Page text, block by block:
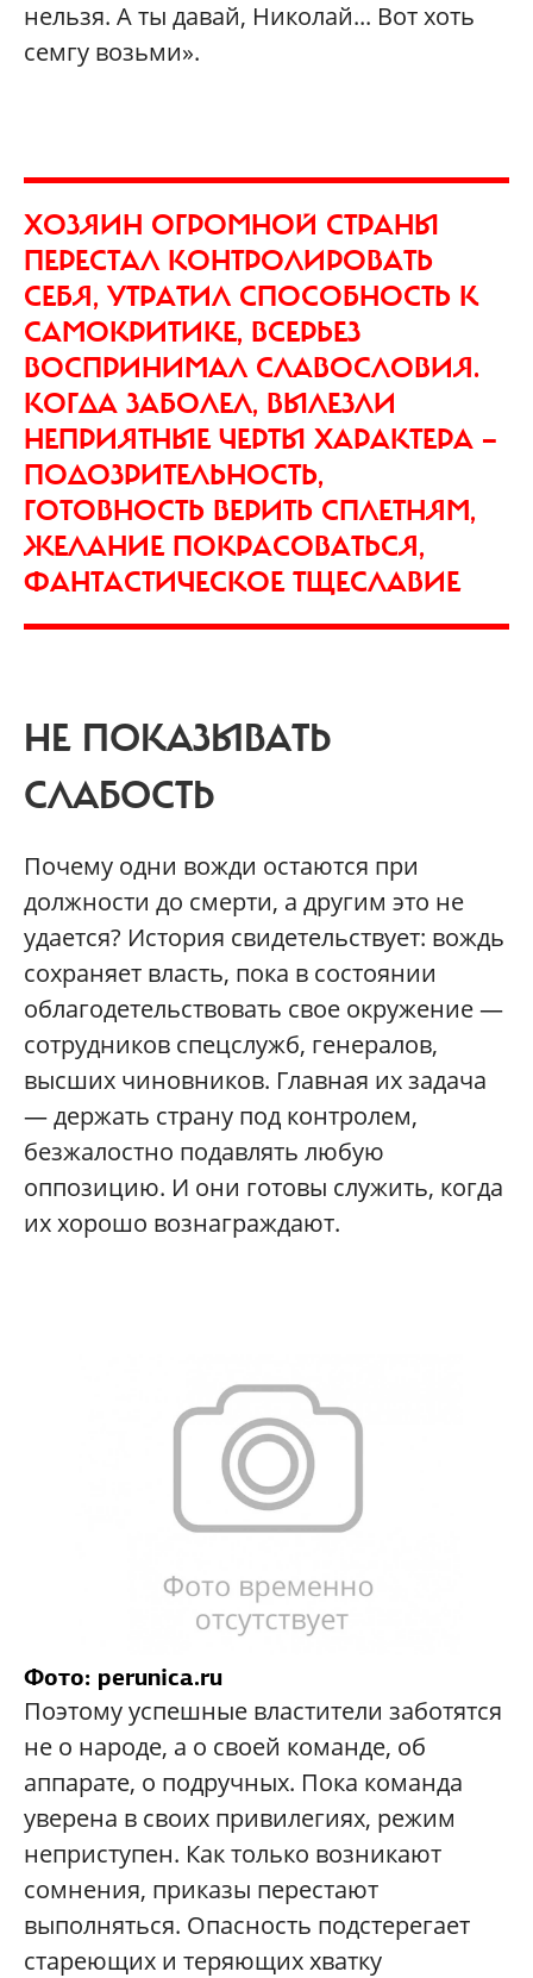
нельзя. А ты давай, Николай... Вот хоть
семгу возьми».
ХОЗЯИН ОГРОМНОЙ СТРАНЫ
ПЕРЕСТАЛ КОНТРОЛИРОВАТЬ
СЕБЯ, УТРАТИЛ СПОСОБНОСТЬ К
САМОКРИТИКЕ, ВСЕРЬЕЗ
ВОСПРИНИМАЛ СЛАВОСЛОВИЯ.
КОГДА ЗАБОЛЕЛ, ВЫЛЕЗЛИ
НЕПРИЯТНЫЕ ЧЕРТЫ ХАРАКТЕРА —
ПОДОЗРИТЕЛЬНОСТЬ,
ГОТОВНОСТЬ ВЕРИТЬ СПЛЕТНЯМ,
ЖЕЛАНИЕ ПОКРАСОВАТЬСЯ,
ФАНТАСТИЧЕСКОЕ ТЩЕСЛАВИЕ
НЕ ПОКАЗЫВАТЬ
СЛАБОСТЬ
Почему одни вожди остаются при
должности до смерти, а другим это не
удается? История свидетельствует: вождь
сохраняет власть, пока в состоянии
облагодетельствовать свое окружение —
сотрудников спецслужб, генералов,
высших чиновников. Главная их задача
— держать страну под контролем,
безжалостно подавлять любую
оппозицию. И они готовы служить, когда
их хорошо вознаграждают.
Фото: perunica.ru
Поэтому успешные властители заботятся
не о народе, а о своей команде, об
аппарате, о подручных. Пока команда
уверена в своих привилегиях, режим
неприступен. Как только возникают
сомнения, приказы перестают
выполняться. Опасность подстерегает
стареющих и теряющих хватку